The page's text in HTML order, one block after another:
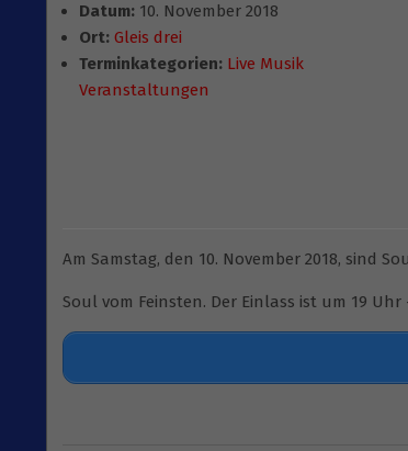
Datum: 10. November 2018
Ort: Gleis drei
Terminkategorien: Live Musik
Veranstaltungen
Am Samstag, den 10. November 2018, sind
Soul vom Feinsten. Der Einlass ist um 19